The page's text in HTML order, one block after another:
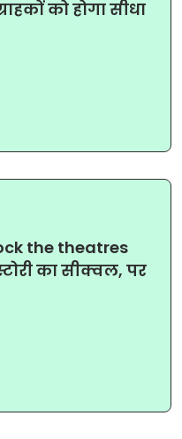
को होगा सीधा
the theatres
का सीक्वल, पर